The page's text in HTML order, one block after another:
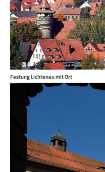
Festung Lichtenau mit Ort